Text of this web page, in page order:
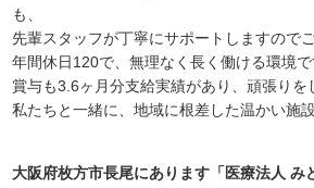
も、
先輩スタッフが丁寧にサポートしますので
年間休日120で、無理なく長く働ける環境で
賞与も3.6ヶ月分支給実績があり、頑張りを
私たちと一緒に、地域に根差した温かい施
大阪府枚方市長尾にあります「医療法人